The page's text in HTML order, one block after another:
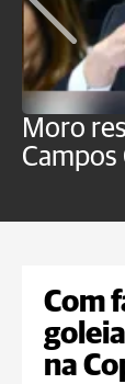
Moro
Campos
Com
na